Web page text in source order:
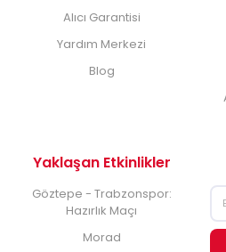
Alıcı Garantisi
Yardım Merkezi
Blog
Yaklaşan Etkinlikler
Göztepe - Trabzonspor:
Hazırlık Maçı
Morad